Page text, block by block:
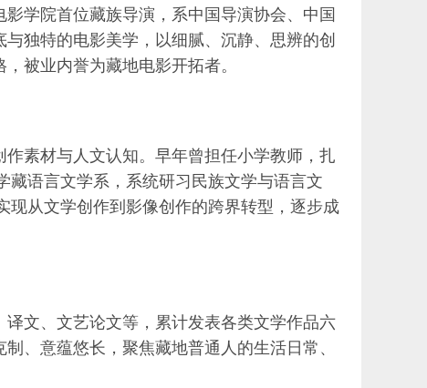
学院首位藏族导演，系中国导演协会、中国
独特的电影美学，以细腻、沉静、思辨的创
被业内誉为藏地电影开拓者。
素材与人文认知。早年曾担任小学教师，扎
语言文学系，系统研习民族文学与语言文
从文学创作到影像创作的跨界转型，逐步成
文、文艺论文等，累计发表各类文学作品六
、意蕴悠长，聚焦藏地普通人的生活日常、